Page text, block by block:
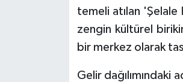
temeli atılan
zengin kültürel
bir merkez olarak
Gelir